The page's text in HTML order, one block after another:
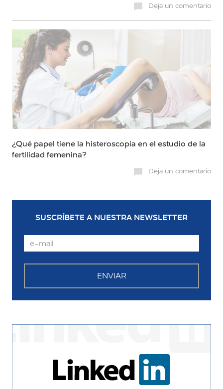
Deja un comentario
¿Qué papel tiene la histeroscopia en el estudio de la
fertilidad femenina?
Deja un comentario
SUSCRÍBETE A NUESTRA NEWSLETTER
Email
ENVIAR